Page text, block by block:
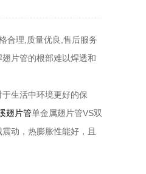
合理,质量优良,售后服务
片管的根部难以焊透和
生活中环境更好的保
翅片管单金属翅片管VS双
动，热膨胀性能好，且